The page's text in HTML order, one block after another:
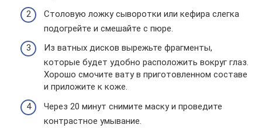
Столовую ложку сыворотки или кефира слегка
подогрейте и смешайте с пюре.
Из ватных дисков вырежьте фрагменты,
которые будет удобно расположить вокруг глаз.
Хорошо смочите вату в приготовленном составе
и приложите к коже.
Через 20 минут снимите маску и проведите
контрастное умывание.